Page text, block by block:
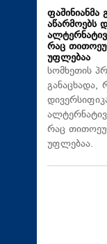
აწარმოებს
რაც
უფლებაა
სომხეთის
განაცხადა,
რაც
უფლებაა.